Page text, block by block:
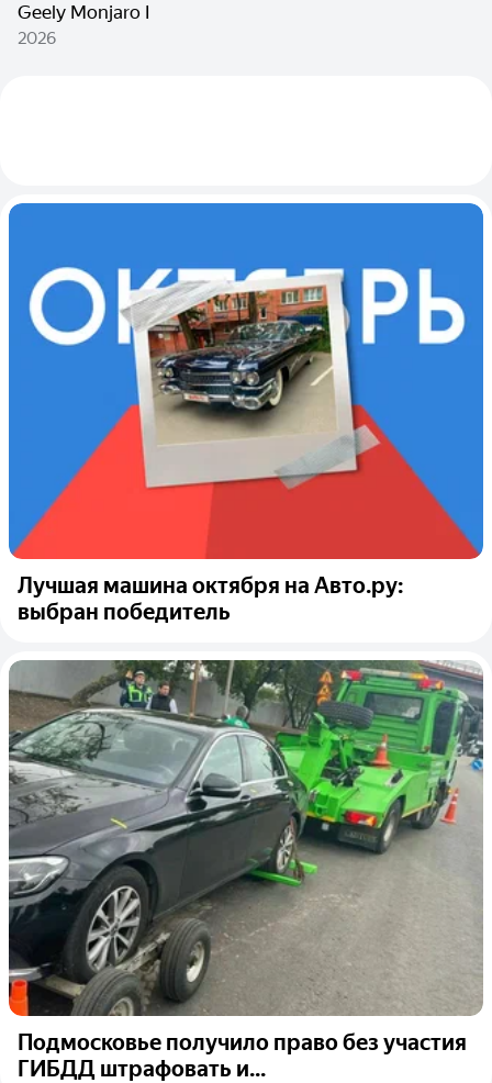
Geely Monjaro I
2026
Лучшая машина октября на Авто.ру:
выбран победитель
Подмосковье получило право без участия
ГИБДД штрафовать и...